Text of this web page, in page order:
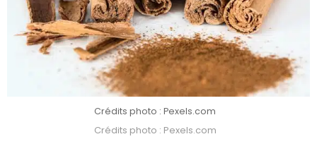
Crédits photo : Pexels.com
Crédits photo : Pexels.com